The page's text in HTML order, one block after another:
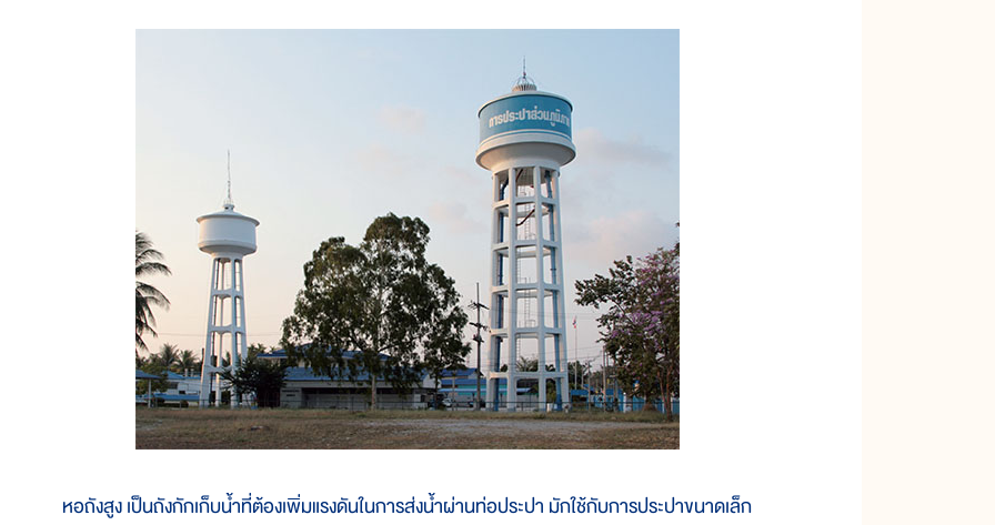
หอถังสูง เป็นถังกักเก็บน้ำที่ต้องเพิ่มแรงดันในการส่งน้ำผ่านท่อประปา มักใช้กับการประปาขนาดเล็ก